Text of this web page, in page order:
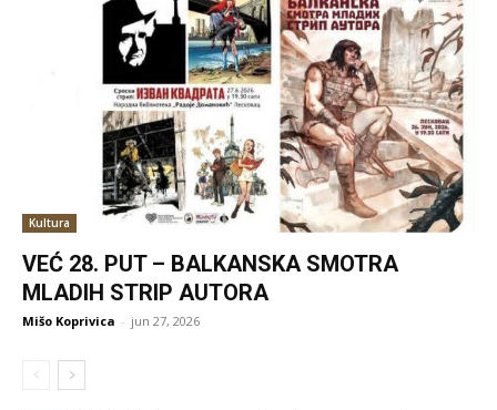
Kultura
VEĆ 28. PUT – BALKANSKA SMOTRA
MLADIH STRIP AUTORA
Mišo Koprivica - jun 27, 2026